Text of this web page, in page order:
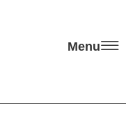
Menu